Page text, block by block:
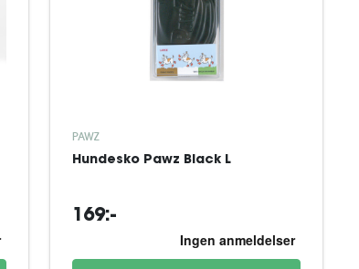
PAWZ
Hundesko Pawz Black L
169:-